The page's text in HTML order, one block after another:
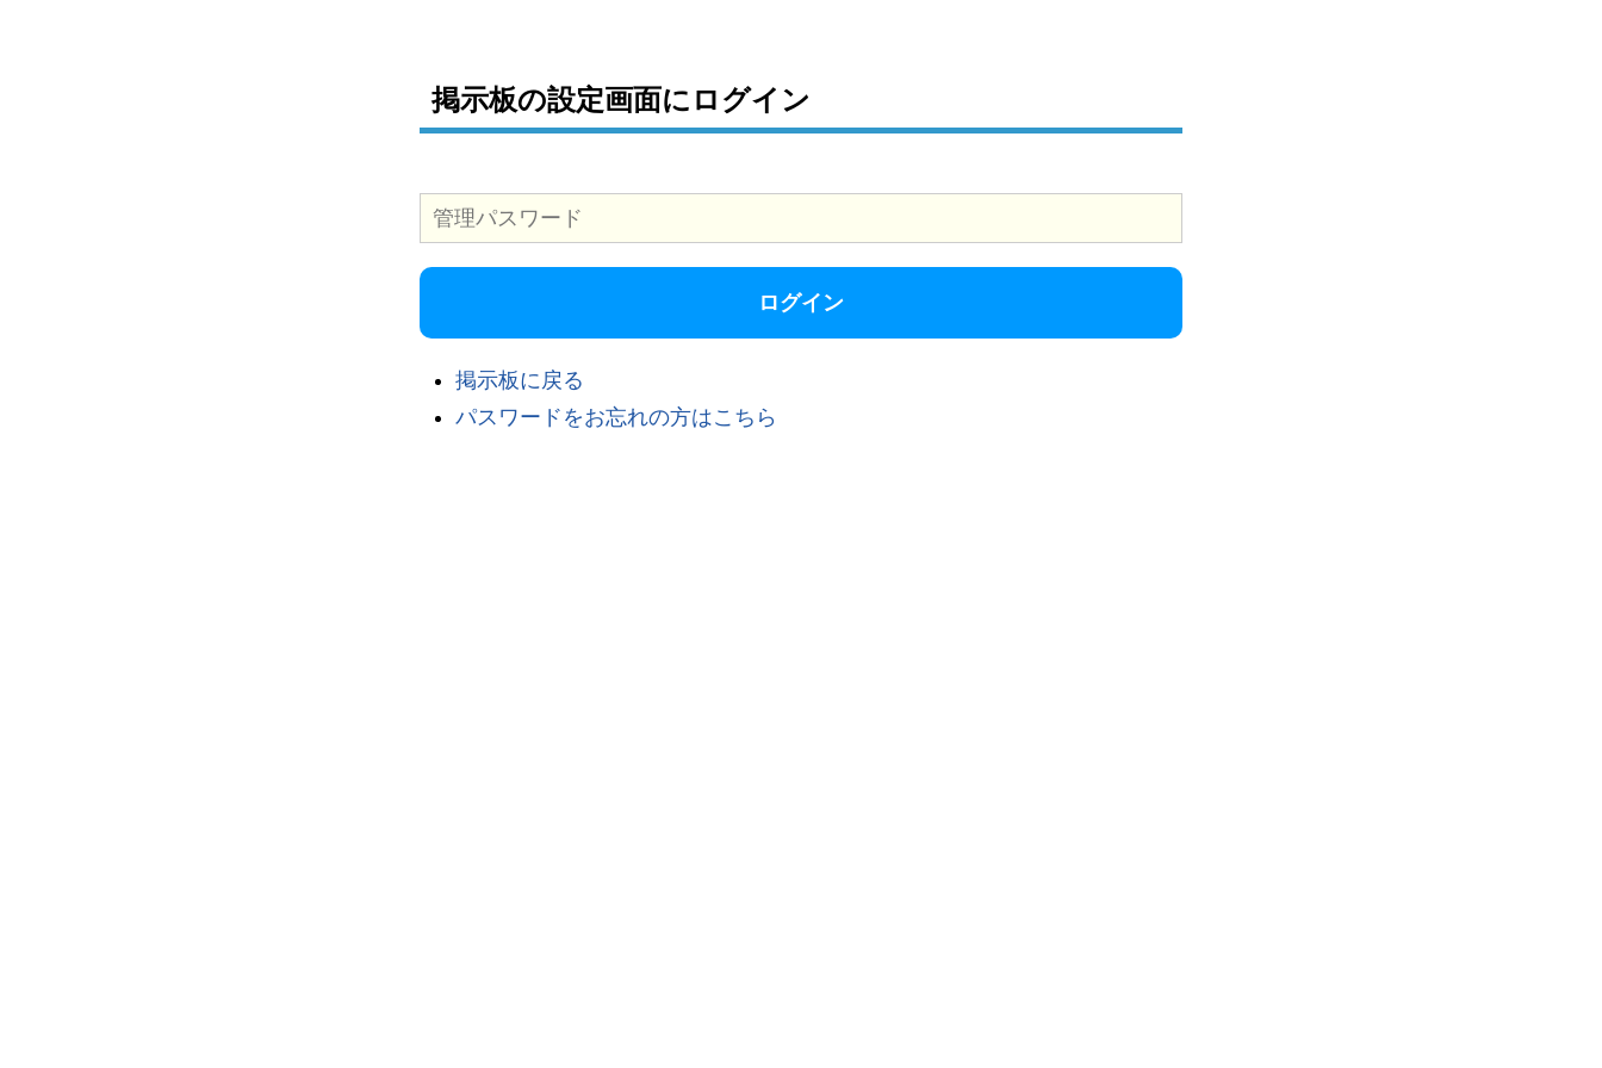
掲示板の設定画面にログイン
掲示板に戻る
パスワードをお忘れの方はこちら